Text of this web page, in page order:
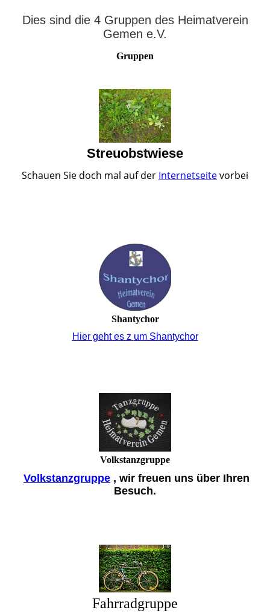
Dies sind die 4 Gruppen des Heimatverein
Gemen e.V.
Gruppen
Streuobstwiese
Schauen Sie doch mal auf der Internetseitevorbei
Shantychor
Hier geht es z um Shantychor
Volkstanzgruppe
Volkstanzgruppe , wir freuen uns über Ihren
Besuch.
Fahrradgruppe